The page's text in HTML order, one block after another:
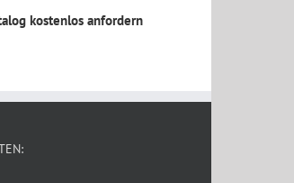
kostenlos anfordern